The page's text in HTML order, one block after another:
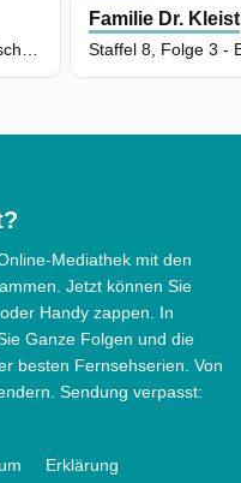
Familie Dr. Kleist
Mediathek mit den
Jetzt können Sie
Handy zappen. In
Ganze Folgen und die
besten Fernsehserien. Von
Sendung verpasst:
Erklärung